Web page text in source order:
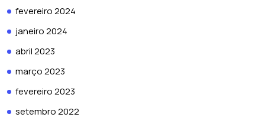
fevereiro 2024
janeiro 2024
abril 2023
março 2023
fevereiro 2023
setembro 2022